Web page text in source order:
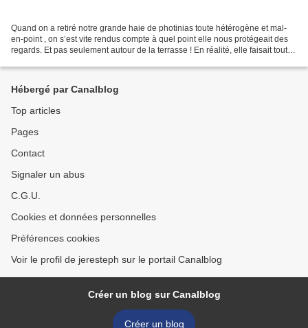
Quand on a retiré notre grande haie de photinias toute hétérogène et mal-
en-point , on s’est vite rendus compte à quel point elle nous protégeait des
regards. Et pas seulement autour de la terrasse ! En réalité, elle faisait tout le
Hébergé par Canalblog
Top articles
Pages
Contact
Signaler un abus
C.G.U.
Cookies et données personnelles
Préférences cookies
Voir le profil de jeresteph sur le portail Canalblog
Créer un blog sur Canalblog
Créer un blog